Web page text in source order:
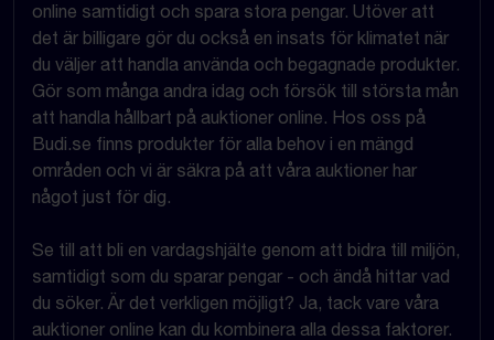
online samtidigt och spara stora pengar. Utöver att
det är billigare gör du också en insats för klimatet när
du väljer att handla använda och begagnade produkter.
Gör som många andra idag och försök till största mån
att handla hållbart på auktioner online. Hos oss på
Budi.se finns produkter för alla behov i en mängd
områden och vi är säkra på att våra auktioner har
något just för dig.
Se till att bli en vardagshjälte genom att bidra till miljön,
samtidigt som du sparar pengar - och ändå hittar vad
du söker. Är det verkligen möjligt? Ja, tack vare våra
auktioner online kan du kombinera alla dessa faktorer.